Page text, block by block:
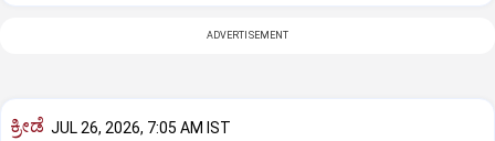
ADVERTISEMENT
ಕ್ರೀಡೆ JUL 26, 2026, 7:05 AM IST